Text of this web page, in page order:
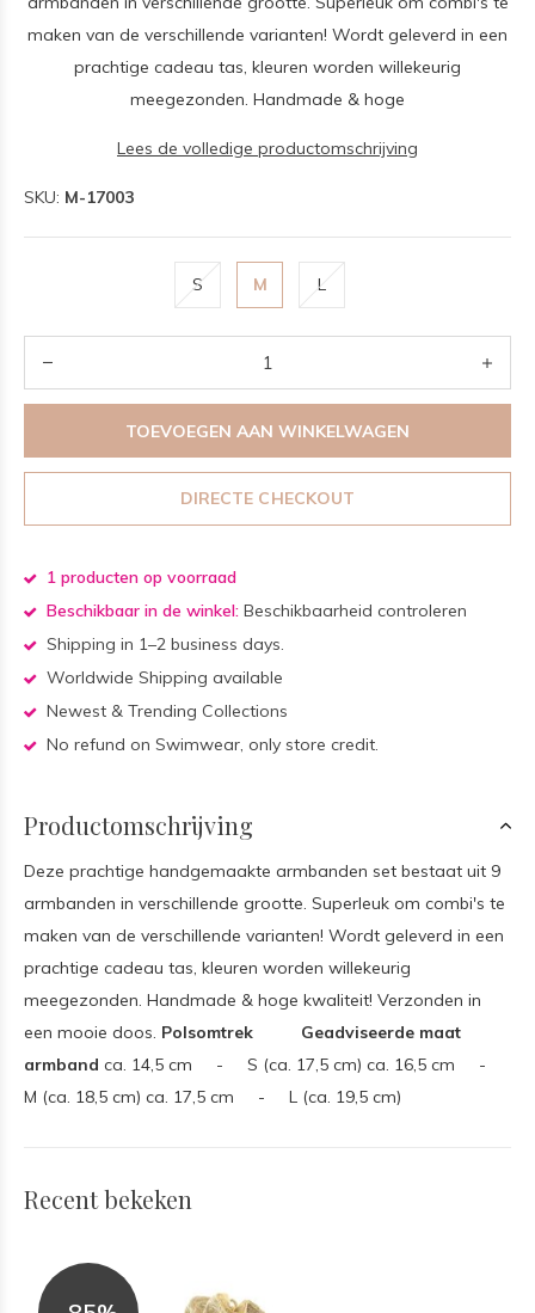
maken van de verschillende varianten! Wordt geleverd in een
prachtige cadeau tas, kleuren worden willekeurig
meegezonden. Handmade & hoge
Lees de volledige productomschrijving
SKU: M-17003
S M L
TOEVOEGEN AAN WINKELWAGEN
DIRECTE CHECKOUT
1 producten op voorraad
Beschikbaar in de winkel: Beschikbaarheid controleren
Shipping in 1–2 business days.
Worldwide Shipping available
Newest & Trending Collections
No refund on Swimwear, only store credit.
Productomschrijving
Deze prachtige handgemaakte armbanden set bestaat uit 9
armbanden in verschillende grootte. Superleuk om combi's te
maken van de verschillende varianten! Wordt geleverd in een
prachtige cadeau tas, kleuren worden willekeurig
meegezonden. Handmade & hoge kwaliteit! Verzonden in
een mooie doos. Polsomtrek Geadviseerde maat
armband ca. 14,5 cm - S (ca. 17,5 cm) ca. 16,5 cm -
M (ca. 18,5 cm) ca. 17,5 cm - L (ca. 19,5 cm)
Recent bekeken